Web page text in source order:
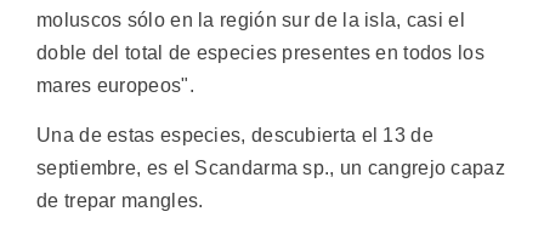
moluscos sólo en la región sur de la isla, casi el
doble del total de especies presentes en todos los
mares europeos".
Una de estas especies, descubierta el 13 de
septiembre, es el Scandarma sp., un cangrejo capaz
de trepar mangles.